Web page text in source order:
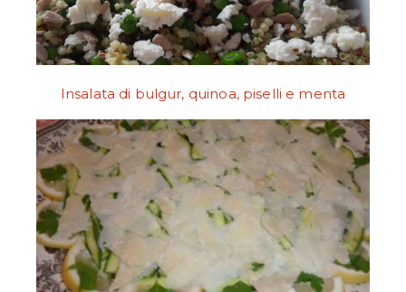
Insalata di bulgur, quinoa, piselli e menta